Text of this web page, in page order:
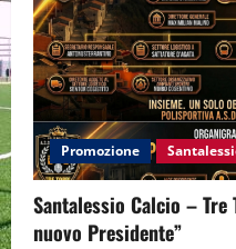
Promozione
Santalessio Calcio –
nuovo Presidente”